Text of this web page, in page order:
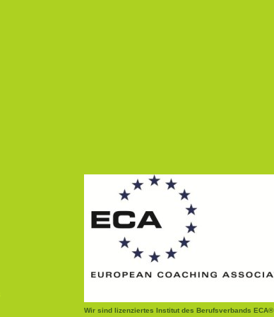
Wir sind lizenziertes Institut des Berufsverbands ECA®